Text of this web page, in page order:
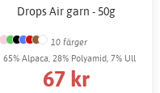
Drops Air garn - 50g
10 färger
65% Alpaca, 28% Polyamid, 7% Ull
67 kr